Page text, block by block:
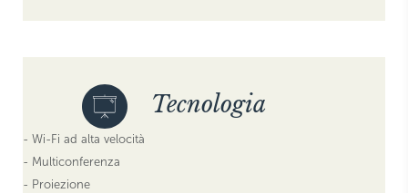
Tecnologia
- Wi-Fi ad alta velocità
- Multiconferenza
- Proiezione